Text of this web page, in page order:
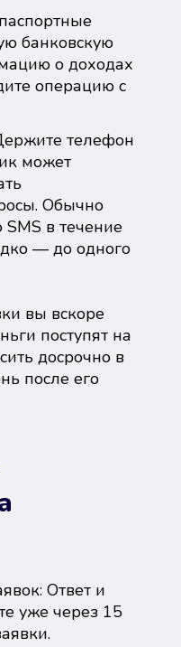
банковскую
о доходах
операцию с
телефон
может
Обычно
в течение
— до одного
вы вскоре
поступят на
досрочно в
после его
Ответ и
уже через 15